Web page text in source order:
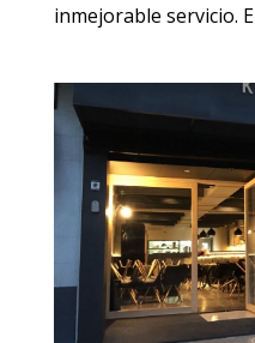
inmejorable servicio.